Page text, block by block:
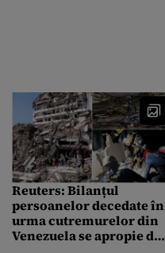
Reuters: Bilanțul
persoanelor decedate în
urma cutremurelor din
Venezuela se apropie de